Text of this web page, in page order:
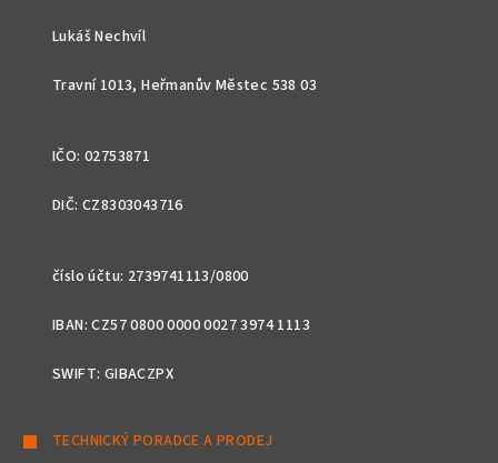
Lukáš Nechvíl
Travní 1013, Heřmanův Městec 538 03
IČO: 02753871
DIČ: CZ8303043716
číslo účtu: 2739741113/0800
IBAN: CZ57 0800 0000 0027 3974 1113
SWIFT: GIBACZPX
TECHNICKÝ PORADCE A PRODEJ